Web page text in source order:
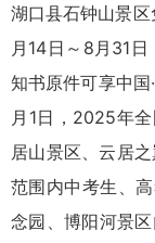
湖口县石钟山景
月14日～8月31
知书原件可享中
月1日，2025年
居山景区、云居
范围内中考生、
念园、博阳河景